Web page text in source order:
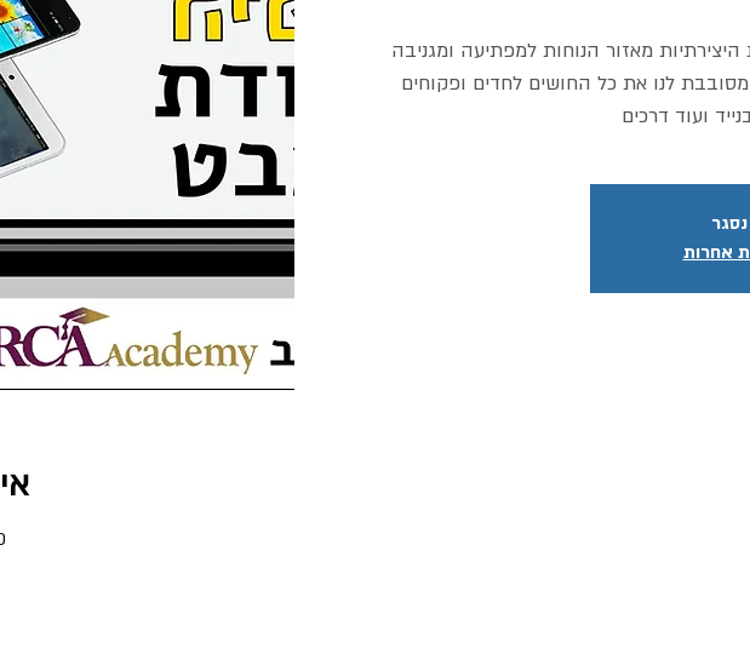
מאזור הנוחות למפתיעה ומגניבה
לנו את כל החושים לחדים ופקוחים
ועוד דרכים
אחרות
10